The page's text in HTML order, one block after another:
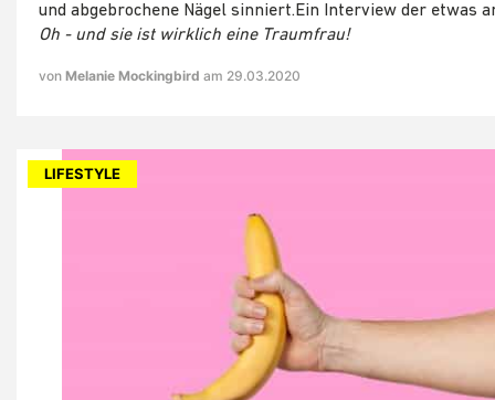
und abgebrochene Nägel sinniert.Ein Interview der etwas
Oh - und sie ist wirklich eine Traumfrau!
von Melanie Mockingbird am 29.03.2020
LIFESTYLE